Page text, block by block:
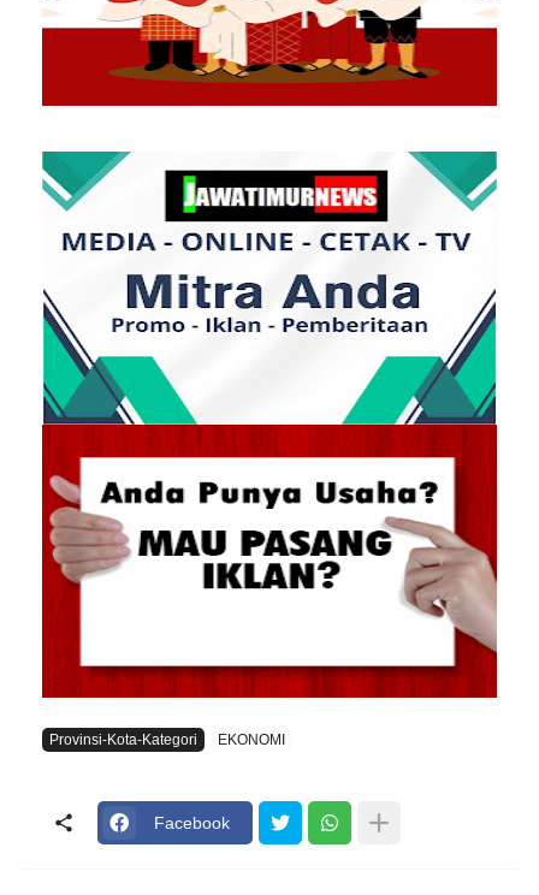
Provinsi-Kota-Kategori EKONOMI
Facebook